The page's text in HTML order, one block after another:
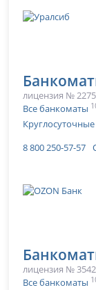
лицензия № 2275
Все банкоматы
Круглосуточные
8 800 250-57-57
лицензия № 3542
Все банкоматы